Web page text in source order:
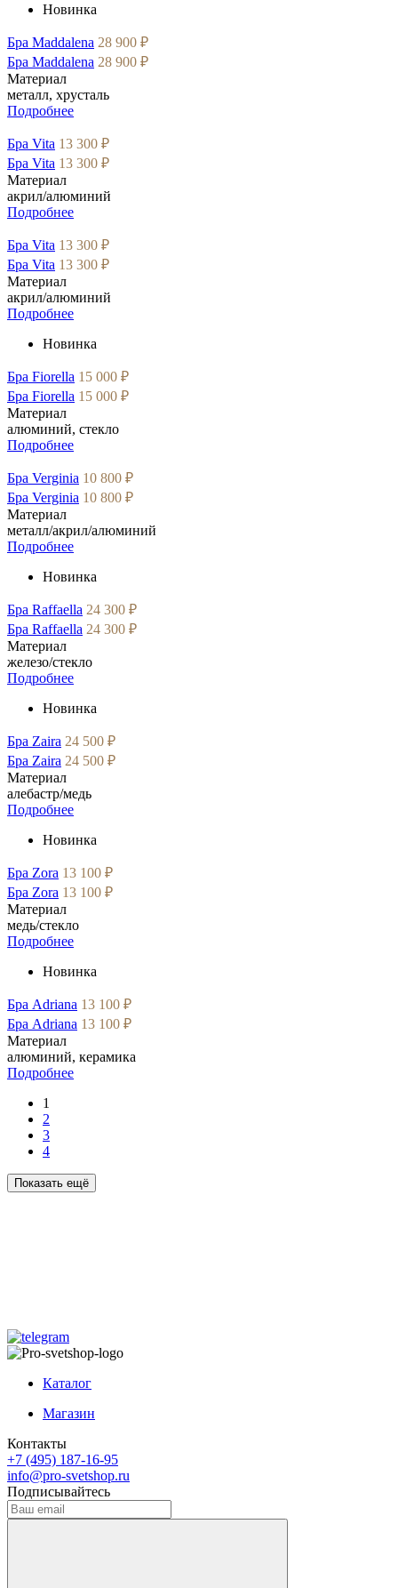
Новинка
Бра Maddalena 28 900 ₽
Бра Maddalena 28 900 ₽
Материал
металл, хрусталь
Подробнее
Бра Vita 13 300 ₽
Бра Vita 13 300 ₽
Материал
акрил/алюминий
Подробнее
Бра Vita 13 300 ₽
Бра Vita 13 300 ₽
Материал
акрил/алюминий
Подробнее
Новинка
Бра Fiorella 15 000 ₽
Бра Fiorella 15 000 ₽
Материал
алюминий, стекло
Подробнее
Бра Verginia 10 800 ₽
Бра Verginia 10 800 ₽
Материал
металл/акрил/алюминий
Подробнее
Новинка
Бра Raffaella 24 300 ₽
Бра Raffaella 24 300 ₽
Материал
железо/стекло
Подробнее
Новинка
Бра Zaira 24 500 ₽
Бра Zaira 24 500 ₽
Материал
алебастр/медь
Подробнее
Новинка
Бра Zora 13 100 ₽
Бра Zora 13 100 ₽
Материал
медь/стекло
Подробнее
Новинка
Бра Adriana 13 100 ₽
Бра Adriana 13 100 ₽
Материал
алюминий, керамика
Подробнее
1
2
3
4
Показать ещё
Каталог
Магазин
Контакты
+7 (495) 187-16-95
info@pro-svetshop.ru
Подписывайтесь